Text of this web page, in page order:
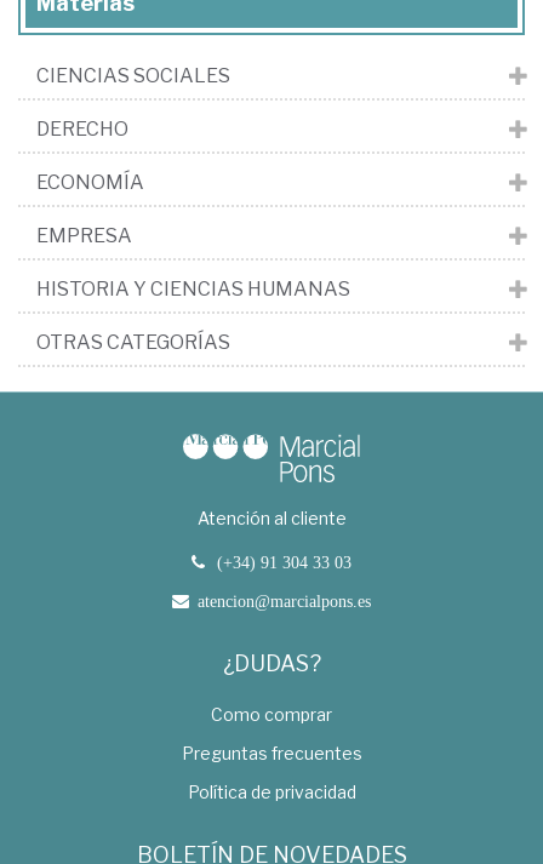
CIENCIAS SOCIALES
DERECHO
ECONOMÍA
EMPRESA
HISTORIA Y CIENCIAS HUMANAS
OTRAS CATEGORÍAS
Atención al cliente
(+34) 91 304 33 03
atencion@marcialpons.es
¿DUDAS?
Como comprar
Preguntas frecuentes
Política de privacidad
BOLETÍN DE NOVEDADES